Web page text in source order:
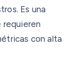
Es una
requieren
con alta